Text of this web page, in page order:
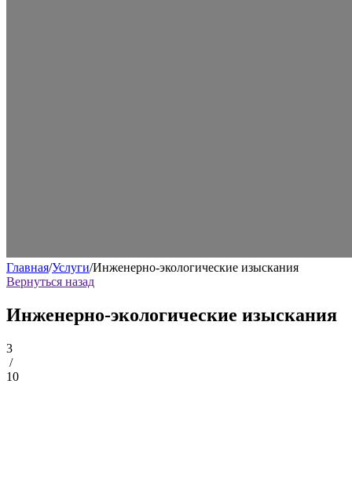
Главная/Услуги/Инженерно-экологические изыскания
Вернуться назад
Инженерно-экологические изыскания
3
/
10